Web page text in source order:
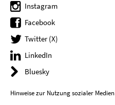
Instagram
Facebook
Twitter (X)
LinkedIn
Bluesky
Hinweise zur Nutzung sozialer Medien